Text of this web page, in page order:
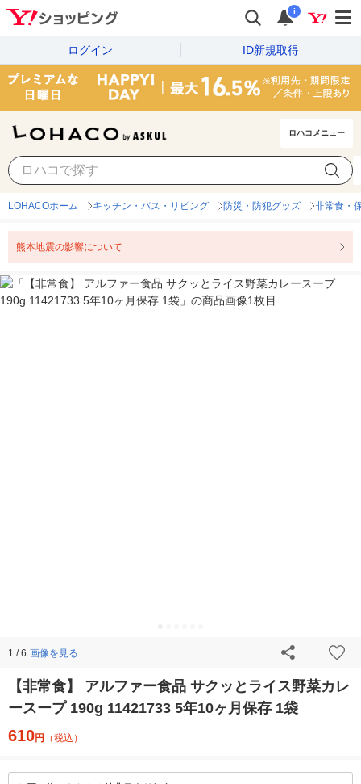
i
ログイン ID新規取得
ロハコメニュー
LOHACOホーム キッチン・バス・リビング 防災・防犯グッズ 非常食・
熊本地震の影響について
1 / 6 画像を見る
【非常食】 アルファー食品 サクッとライス野菜カレ
ースープ 190g 11421733 5年10ヶ月保存 1袋
610円 （税込）